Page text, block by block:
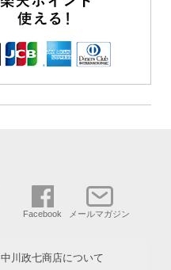
Facebook メールマガジン
中川政七商店について